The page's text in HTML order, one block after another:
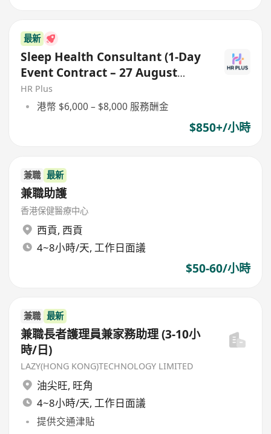
最新
Sleep Health Consultant (1-Day
Event Contract – 27 August
2026)
HR Plus
港幣 $6,000 – $8,000 服務酬金
$850+/小時
兼職 最新
兼職助護
香港保健醫療中心
西貢, 西貢
4~8小時/天, 工作日面議
$50-60/小時
兼職 最新
兼職長者護理員兼家務助理 (3-10小
時/日)
LAZY(HONG KONG)TECHNOLOGY LIMITED
油尖旺, 旺角
4~8小時/天, 工作日面議
提供交通津貼